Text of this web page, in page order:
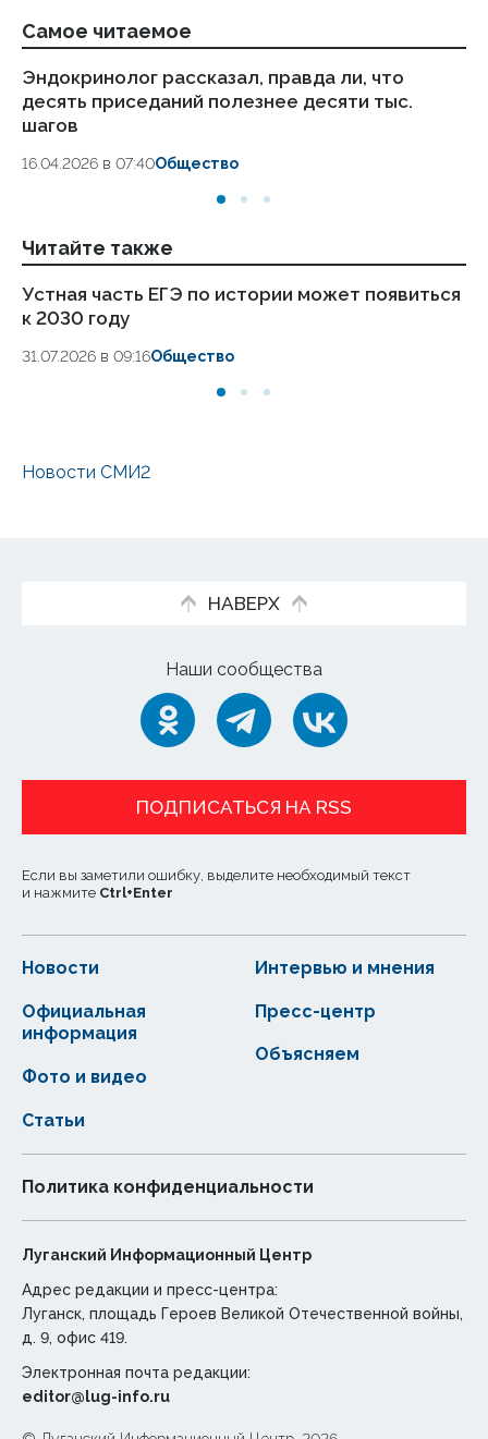
Самое читаемое
Эндокринолог рассказал, правда ли, что
десять приседаний полезнее десяти тыс.
шагов
16.04.2026 в 07:40Общество
Читайте также
Устная часть ЕГЭ по истории может появиться
к 2030 году
31.07.2026 в 09:16Общество
Новости СМИ2
НАВЕРХ
Наши сообщества
ПОДПИСАТЬСЯ НА RSS
Если вы заметили ошибку, выделите необходимый текст
и нажмите Ctrl+Enter
Новости
Статьи
Официальная
информация
Интервью и мнения
Фото и видео
Пресс-центр
Объясняем
Политика конфиденциальности
Луганский Информационный Центр
Адрес редакции и пресс-центра:
Луганск, площадь Героев Великой Отечественной войны,
д. 9, офис 419.
Электронная почта редакции:
editor@lug-info.ru